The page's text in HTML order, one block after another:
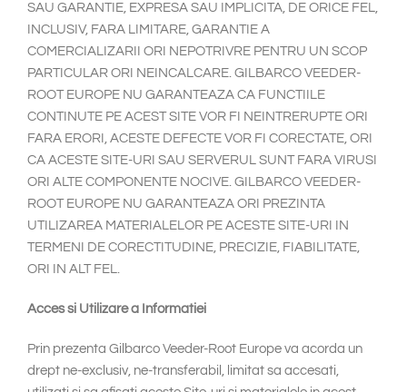
SAU GARANTIE, EXPRESA SAU IMPLICITA, DE ORICE FEL,
INCLUSIV, FARA LIMITARE, GARANTIE A
COMERCIALIZARII ORI NEPOTRIVRE PENTRU UN SCOP
PARTICULAR ORI NEINCALCARE. GILBARCO VEEDER-
ROOT EUROPE NU GARANTEAZA CA FUNCTIILE
CONTINUTE PE ACEST SITE VOR FI NEINTRERUPTE ORI
FARA ERORI, ACESTE DEFECTE VOR FI CORECTATE, ORI
CA ACESTE SITE-URI SAU SERVERUL SUNT FARA VIRUSI
ORI ALTE COMPONENTE NOCIVE. GILBARCO VEEDER-
ROOT EUROPE NU GARANTEAZA ORI PREZINTA
UTILIZAREA MATERIALELOR PE ACESTE SITE-URI IN
TERMENI DE CORECTITUDINE, PRECIZIE, FIABILITATE,
ORI IN ALT FEL.
Acces si Utilizare a Informatiei
Prin prezenta Gilbarco Veeder-Root Europe va acorda un
drept ne-exclusiv, ne-transferabil, limitat sa accesati,